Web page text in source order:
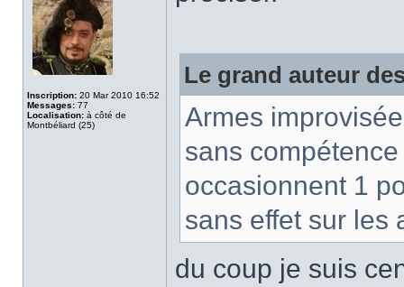
Inscription: 20 Mar 2010 16:52
Messages: 77
Localisation: à côté de
Montbéliard (25)
Le grand auteur
Armes
sans
occasionnent 1
sans effet sur les
du coup je suis